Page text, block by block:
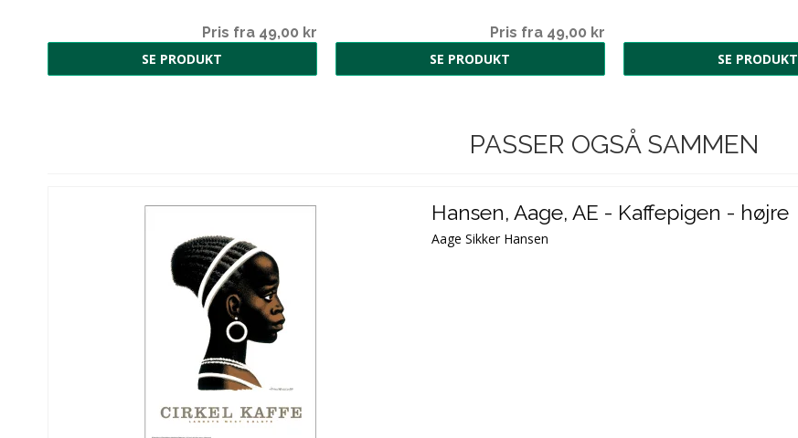
Pris fra 49,00 kr
SE PRODUKT
Pris fra 49,00 kr
SE PRODUKT
SE PRODUKT
PASSER OGSÅ SAMMEN
Hansen, Aage, AE - Kaffepigen - højre
Aage Sikker Hansen